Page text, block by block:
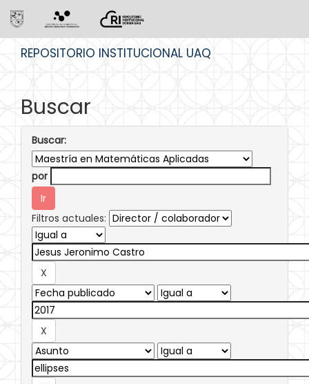
REPOSITORIO INSTITUCIONAL UAQ
Buscar
Buscar:
por
Filtros actuales: